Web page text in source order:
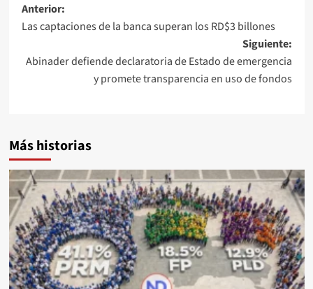
Anterior:
Las captaciones de la banca superan los RD$3 billones
Siguiente:
Abinader defiende declaratoria de Estado de emergencia
y promete transparencia en uso de fondos
Más historias